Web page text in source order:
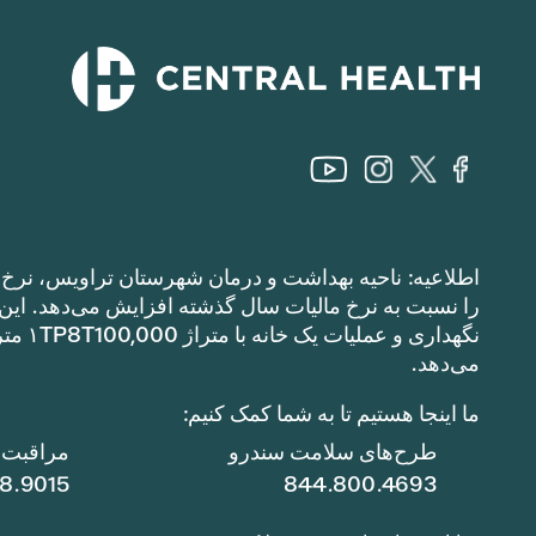
اطلاعیه: ناحیه بهداشت و درمان شهرستان تراویس،
می‌دهد.
ما اینجا هستیم تا به شما کمک کنیم:
طرح‌های سلامت سندرو
844.800.4693